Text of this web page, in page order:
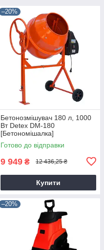
–20%
Бетонозмішувач 180 л, 1000
Вт Detex DM-180
[Бетономішалка]
Готово до відправки
9 949 ₴ 12 436,25 ₴
Купити
–20%